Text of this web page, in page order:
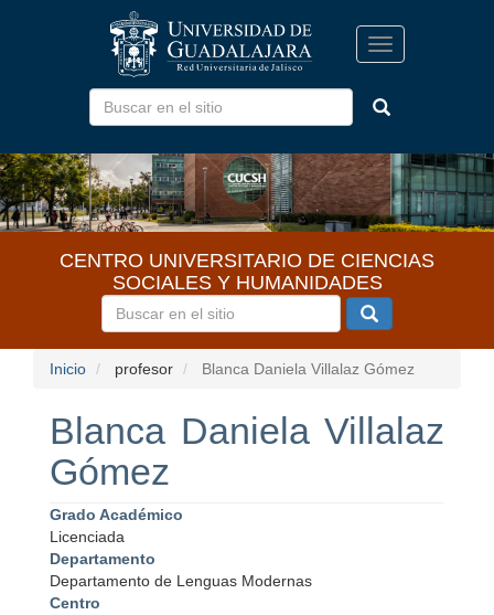
Toggle
navigation
CENTRO UNIVERSITARIO DE CIENCIAS
SOCIALES Y HUMANIDADES
Inicio profesor Blanca Daniela Villalaz Gómez
Blanca Daniela Villalaz
Gómez
Grado Académico
Licenciada
Departamento
Departamento de Lenguas Modernas
Centro